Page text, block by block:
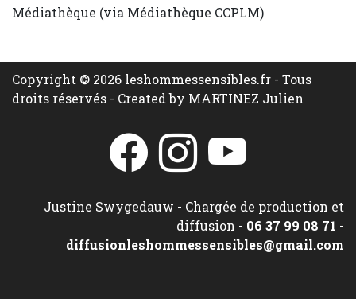
Médiathèque (via Médiathèque CCPLM)
Copyright © 2026 leshommessensibles.fr - Tous
droits réservés - Created by MARTINEZ Julien
Justine Swygedauw - Chargée de production et
diffusion - 06 37 99 08 71 -
diffusionleshommessensibles@gmail.com